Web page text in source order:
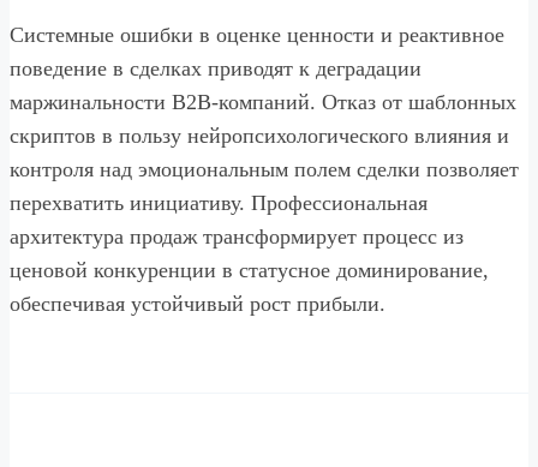
Системные ошибки в оценке ценности и реактивное
поведение в сделках приводят к деградации
маржинальности B2B-компаний. Отказ от шаблонных
скриптов в пользу нейропсихологического влияния и
контроля над эмоциональным полем сделки позволяет
перехватить инициативу. Профессиональная
архитектура продаж трансформирует процесс из
ценовой конкуренции в статусное доминирование,
обеспечивая устойчивый рост прибыли.